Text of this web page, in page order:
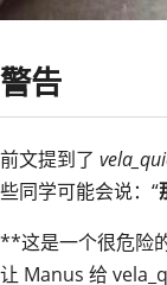
警告
前文提到了
些同学可能会说：“
**这是一个很危险
让 Manus 给